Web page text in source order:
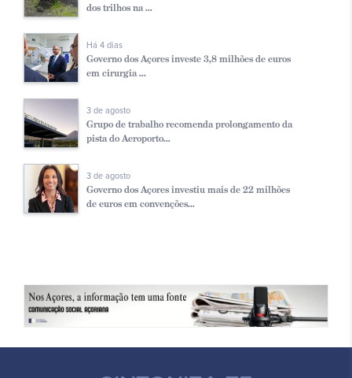
dos trilhos na ...
Há 4 dias
Governo dos Açores investe 3,8 milhões de euros
em cirurgia ...
3 de agosto
Grupo de trabalho recomenda prolongamento da
pista do Aeroporto...
3 de agosto
Governo dos Açores investiu mais de 22 milhões
de euros em convenções...